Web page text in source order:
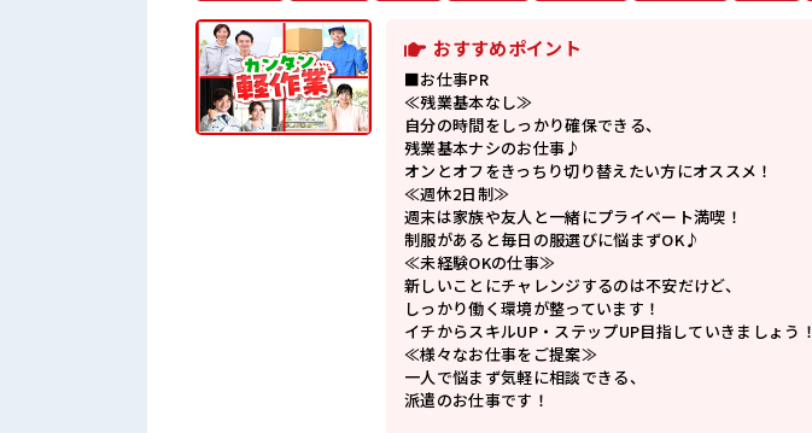
おすすめポイント
■お仕事PR
≪残業基本なし≫
自分の時間をしっかり確保できる、
残業基本ナシのお仕事♪
オンとオフをきっちり切り替えたい方にオススメ！
≪週休2日制≫
週末は家族や友人と一緒にプライベート満喫！
制服があると毎日の服選びに悩まずOK♪
≪未経験OKの仕事≫
新しいことにチャレンジするのは不安だけど、
しっかり働く環境が整っています！
イチからスキルUP・ステップUP目指していきましょう！
≪様々なお仕事をご提案≫
一人で悩まず気軽に相談できる、
派遣のお仕事です！